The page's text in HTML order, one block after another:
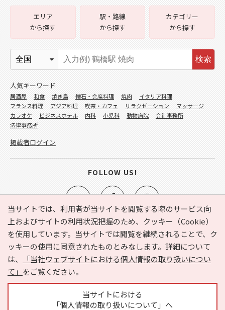
当サイトでは、利用者が当サイトを閲覧する際のサービス向
上およびサイトの利用状況把握のため、クッキー（Cookie）
を使用しています。当サイトでは閲覧を継続されることで、ク
ッキーの使用に同意されたものとみなします。詳細について
は、
「当社ウェブサイトにおける個人情報の取り扱いについ
て」 をご覧ください。
当サイトにおける
「個人情報の取り扱いについて」へ
e-NAVITA（イーナビタ）とは？ お気に入り
ヘルプ
利用規約
個人情報の取り扱いについて
運営会社
サイトマップ
広告掲載に関するお問い合わせ
エリア
から探す
駅・路線
から探す
カテゴリー
から探す
検索
人気キーワード
居酒屋 和食 焼き鳥 懐石・会席料理 焼肉
イタリア料理
フランス料理
アジア料理 喫茶・カフェ リラクゼーション
マッサージ
カラオケ
ビジネスホテル 内科 小児科 動物病院
会計事務所
法律事務所
掲載者ログイン
FOLLOW US!